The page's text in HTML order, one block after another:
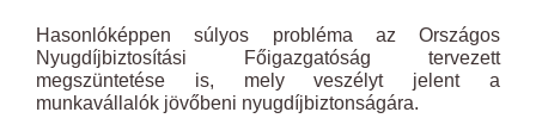
Hasonlóképpen súlyos probléma az Országos
Nyugdíjbiztosítási Főigazgatóság tervezett
megszüntetése is, mely veszélyt jelent a
munkavállalók jövőbeni nyugdíjbiztonságára.